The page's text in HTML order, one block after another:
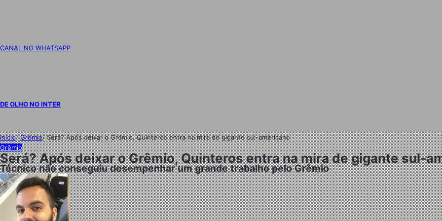
CANAL NO WHATSAPP
DE OLHO NO INTER
Início/Grêmio/Será? Após deixar o Grêmio, Quinteros entra na mira de gigante sul-americano
Grêmio
Será? Após deixar o Grêmio, Quinteros entra na mira de gigante sul-
Técnico não conseguiu desempenhar um grande trabalho pelo Grêmio